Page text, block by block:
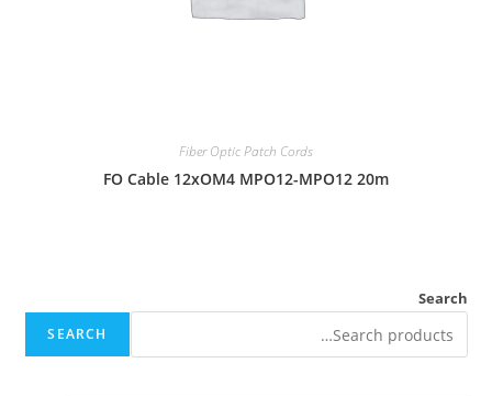
Fiber Optic Patch Cords
FO Cable 12xOM4 MPO12-MPO12 20m
Search
SEARCH